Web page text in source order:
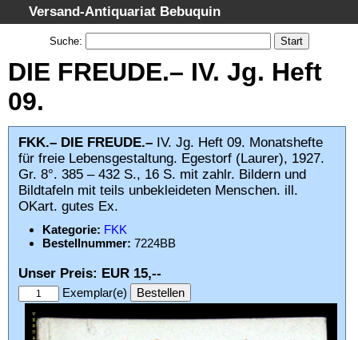
Versand-Antiquariat Bebuquin
Startseite
Suche
Schlagwörter
Gesamtbestand
Warenkorb
AGB
Widerruf
Datenschutz
Suche:
DIE FREUDE.– IV. Jg. Heft
09.
FKK.– DIE FREUDE.– IV. Jg. Heft 09. Monatshefte
für freie Lebensgestaltung. Egestorf (Laurer), 1927.
Gr. 8°. 385 – 432 S., 16 S. mit zahlr. Bildern und
Bildtafeln mit teils unbekleideten Menschen. ill.
OKart. gutes Ex.
Kategorie: FKK
Bestellnummer: 7224BB
Unser Preis: EUR 15,--
Exemplar(e)